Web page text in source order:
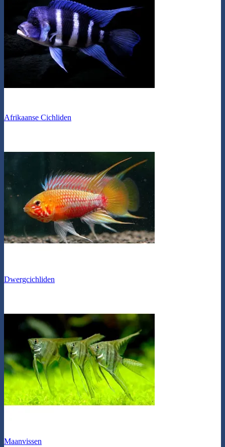
Afrikaanse Cichliden
Dwergcichliden
Maanvissen